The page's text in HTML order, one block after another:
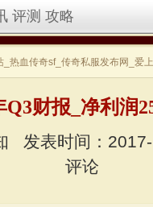
评测 攻略
_热血传奇sf_传奇私服发布网_爱
Q3财报_净利润
发表时间：
评论